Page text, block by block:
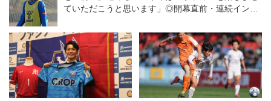
ていただこうと思います」◎開幕直前・連続インタ